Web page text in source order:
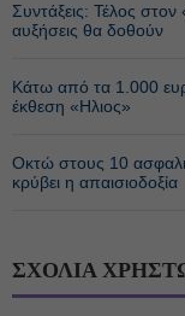
Συντάξεις: Τέλος
αυξήσεις θα δοθούν
Κάτω από τα 1.000
έκθεση «Ηλιος»
Οκτώ στους 10
κρύβει η απαισιοδοξία
ΣΧΟΛΙΑ